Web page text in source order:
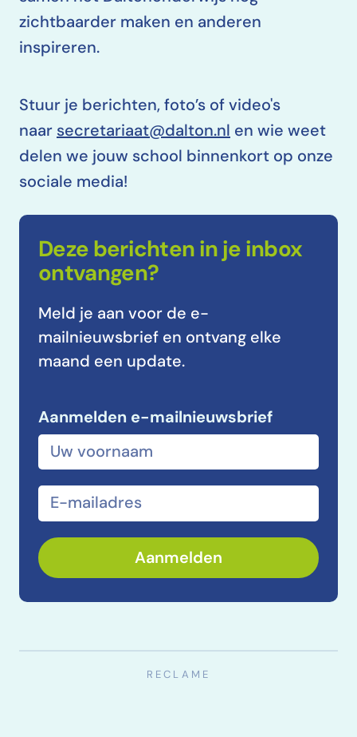
zichtbaarder maken en anderen
inspireren.
Stuur je berichten, foto’s of video's
naar secretariaat@dalton.nl en wie weet
delen we jouw school binnenkort op onze
sociale media!
Deze berichten in je inbox
ontvangen?
Meld je aan voor de e-
mailnieuwsbrief en ontvang elke
maand een update.
Aanmelden e-mailnieuwsbrief
Voor- en achternaam
E-mailadres
Aanmelden